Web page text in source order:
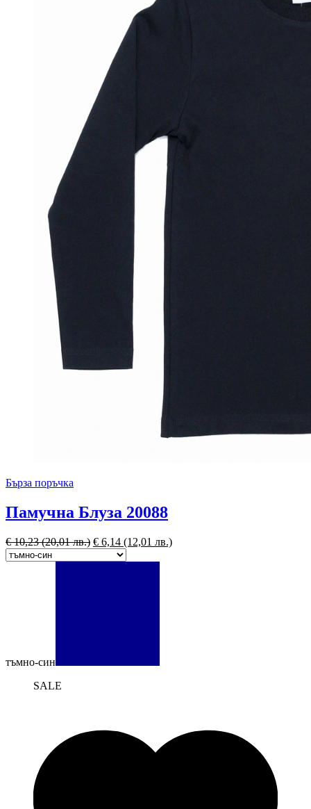
Бърза поръчка
Памучна Блуза 20088
€10,23(20,01 лв.) € 6,14 (12,01 лв.)
тъмно-син
SALE